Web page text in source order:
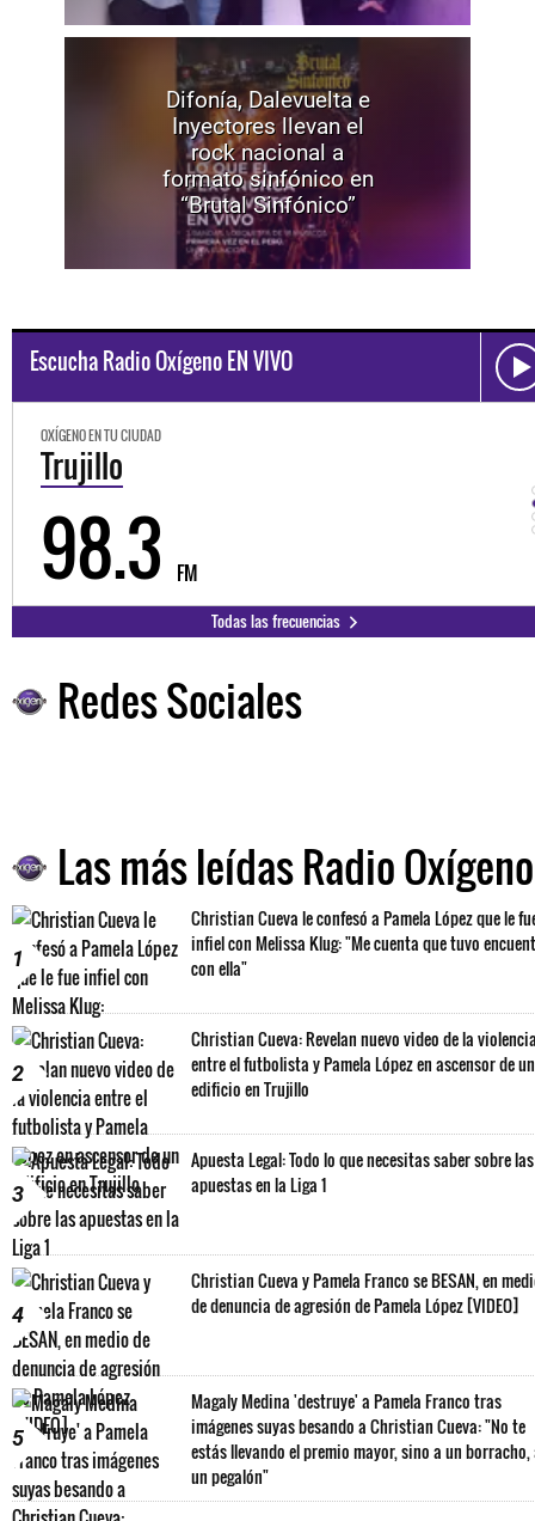
Difonía, Dalevuelta e
Inyectores llevan el
rock nacional a
formato sinfónico en
“Brutal Sinfónico”
Escucha Radio Oxígeno EN VIVO
OXÍGENO EN TU CIUDAD
Trujillo
98.3 FM
Todas las frecuencias
Redes Sociales
Las más leídas Radio Oxígeno
1
Christian Cueva le confesó a Pamela López que le
infiel con Melissa Klug: "Me cuenta que tuvo
con ella"
2
Christian Cueva: Revelan nuevo video de la
entre el futbolista y Pamela López en ascensor de un
edificio en Trujillo
3
Apuesta Legal: Todo lo que necesitas saber sobre las
apuestas en la Liga 1
4
Christian Cueva y Pamela Franco se BESAN, en
de denuncia de agresión de Pamela López [VIDEO]
5
Magaly Medina 'destruye' a Pamela Franco tras
imágenes suyas besando a Christian Cueva: "No te
estás llevando el premio mayor, sino a un borracho,
un pegalón"